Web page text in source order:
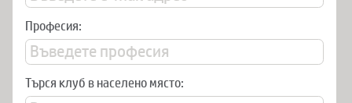
Професия:
Търся клуб в населено място: